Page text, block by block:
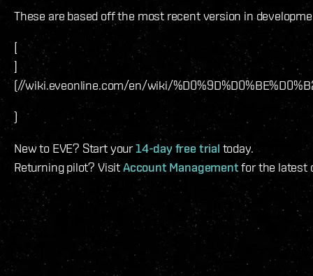
These are based off the most recent version in
[
]
(//wiki.eveonline.com/en/wiki/
)
New to EVE? Start your14-day free trial today.
Returning pilot? VisitAccount Managementfor the latest